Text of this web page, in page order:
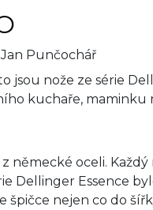
Punčochář
jsou nože ze série
kuchaře, maminku
německé oceli.
Dellinger Essence
špičce nejen co do